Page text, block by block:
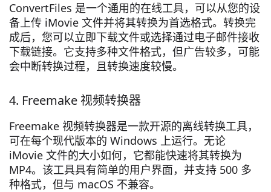
ConvertFiles 是一个通用的在线工具，可以从您的设
备上传 iMovie 文件并将其转换为首选格式。转换完
成后，您可以立即下载文件或选择通过电子邮件接收
下载链接。它支持多种文件格式，但广告较多，可能
会中断转换过程，且转换速度较慢。
4. Freemake 视频转换器
Freemake 视频转换器是一款开源的离线转换工具，
可在每个现代版本的 Windows 上运行。无论
iMovie 文件的大小如何，它都能快速将其转换为
MP4。该工具具有简单的用户界面，并支持 500 多
种格式，但与 macOS 不兼容。